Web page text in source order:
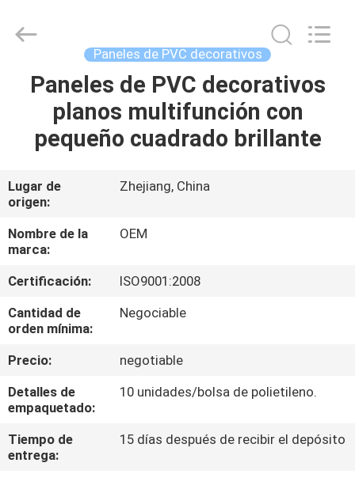
HOGAR
PRODUCTOS
SOBRE
NOSOTROS
VIAJE
DE
LA
CONTROL
DE
CALIDAD
Oasis
Building
Reserved.
Paneles de PVC decorativos
Paneles de PVC decorativos
planos multifunción con
pequeño cuadrado brillante
Lugar de
origen:
Zhejiang, China
Nombre de la
marca:
OEM
Certificación:
ISO9001:2008
Cantidad de
orden mínima:
Negociable
Precio:
negotiable
Detalles de
empaquetado:
10 unidades/bolsa de polietileno.
Tiempo de
entrega:
15 días después de recibir el depósito